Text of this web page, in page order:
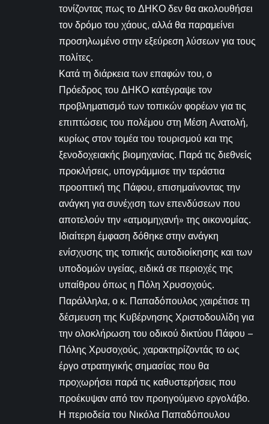
τονίζοντας πως το ΔΗΚΟ δεν θα ακολουθήσει
τον δρόμο του χάους, αλλά θα παραμείνει
προσηλωμένο στην εξεύρεση λύσεων για τους
πολίτες.
Κατά τη διάρκεια των επαφών του, ο
Πρόεδρος του ΔΗΚΟ κατέγραψε τον
προβληματισμό των τοπικών φορέων για τις
επιπτώσεις του πολέμου στη Μέση Ανατολή,
κυρίως στον τομέα του τουρισμού και της
ξενοδοχειακής βιομηχανίας. Παρά τις διεθνείς
προκλήσεις, υπογράμμισε την τεράστια
προοπτική της Πάφου, επισημαίνοντας την
ανάγκη για συνέχιση των επενδύσεων που
αποτελούν την «ατμομηχανή» της οικονομίας.
Ιδιαίτερη έμφαση δόθηκε στην ανάγκη
ενίσχυσης της τοπικής αυτοδιοίκησης και των
υποδομών υγείας, ειδικά σε περιοχές της
υπαίθρου όπως η Πόλη Χρυσοχούς.
Παράλληλα, ο κ. Παπαδόπουλος χαιρέτισε τη
δέσμευση της Κυβέρνησης Χριστοδουλίδη για
την ολοκλήρωση του οδικού δικτύου Πάφου –
Πόλης Χρυσοχούς, χαρακτηρίζοντάς το ως
έργο στρατηγικής σημασίας που θα
προχωρήσει παρά τις καθυστερήσεις που
προέκυψαν από τον προηγούμενο εργολάβο.
Η περιοδεία του Νικόλα Παπαδόπουλου